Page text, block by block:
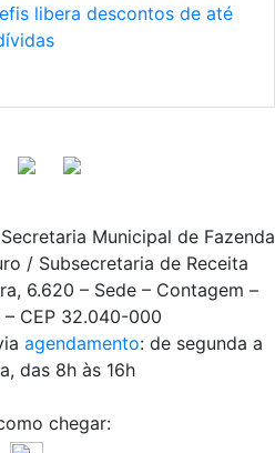
libera descontos de até
Municipal de Fazenda
/ Subsecretaria de Receita
6.620 – Sede – Contagem –
– CEP 32.040-000
agendamento: de segunda a
das 8h às 16h
chegar: